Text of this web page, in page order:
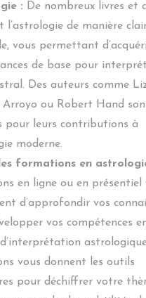
: De nombreux livres et
l’astrologie de manière
vous permettant
de base pour
Des auteurs comme
Arroyo ou Robert Hand
pour leurs contributions à
moderne.
formations en
en ligne ou en présentiel
d’approfondir vos
vos compétences
vous donnent les outils
pour déchiffrer votre